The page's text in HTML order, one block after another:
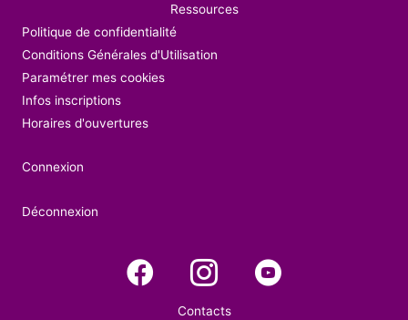
Ressources
Politique de confidentialité
Conditions Générales d'Utilisation
Paramétrer mes cookies
Infos inscriptions
Horaires d'ouvertures
Connexion
Déconnexion
Contacts